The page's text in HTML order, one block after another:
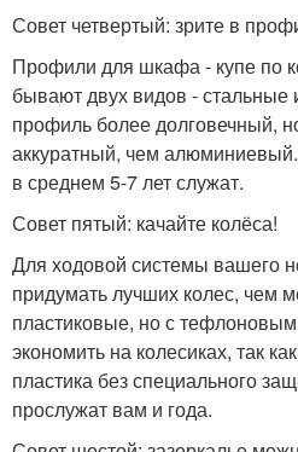
Совет четвертый: зрите в
Профили для шкафа - купе по
бывают двух видов -
профиль более долговечный,
аккуратный, чем
в среднем 5-7 лет служат.
Совет пятый: качайте колёса!
Для ходовой системы вашего
придумать лучших колес, чем
пластиковые, но с
экономить на колесиках, так
пластика без специального
прослужат вам и года.